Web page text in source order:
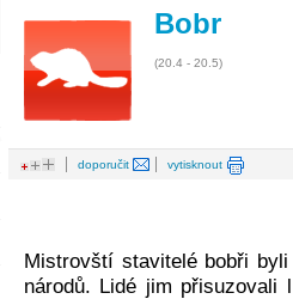
Bobr
(20.4 - 20.5)
| doporučit | vytisknout
Mistrovští stavitelé bobři
národů. Lidé jim přisuzovali